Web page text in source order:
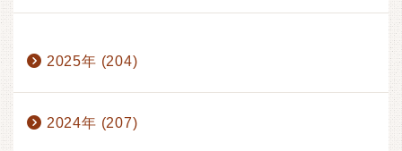
2025年 (204)
2024年 (207)